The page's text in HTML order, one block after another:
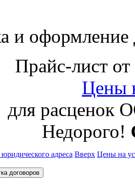
и
Прайс-лист
Цены
для
Недорого!
адреса Вверх Цены на